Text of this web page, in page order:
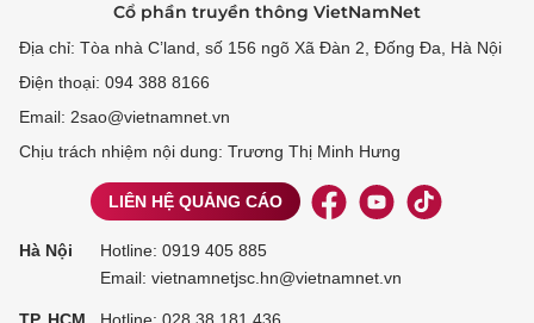
Cổ phần truyền thông VietNamNet
Địa chỉ: Tòa nhà C’land, số 156 ngõ Xã Đàn 2, Đống Đa, Hà Nội
Điện thoại: 094 388 8166
Email: 2sao@vietnamnet.vn
Chịu trách nhiệm nội dung: Trương Thị Minh Hưng
LIÊN HỆ QUẢNG CÁO
Hà Nội Hotline: 0919 405 885
Email: vietnamnetjsc.hn@vietnamnet.vn